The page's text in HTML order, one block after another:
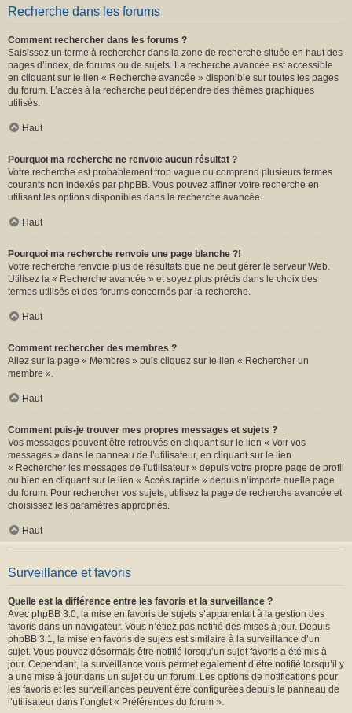
Recherche dans les forums
Comment rechercher dans les forums ?
Saisissez un terme à rechercher dans la zone de recherche située en haut des
pages d’index, de forums ou de sujets. La recherche avancée est accessible
en cliquant sur le lien « Recherche avancée » disponible sur toutes les pages
du forum. L’accès à la recherche peut dépendre des thèmes graphiques
utilisés.
Haut
Pourquoi ma recherche ne renvoie aucun résultat ?
Votre recherche est probablement trop vague ou comprend plusieurs termes
courants non indexés par phpBB. Vous pouvez affiner votre recherche en
utilisant les options disponibles dans la recherche avancée.
Haut
Pourquoi ma recherche renvoie une page blanche ?!
Votre recherche renvoie plus de résultats que ne peut gérer le serveur Web.
Utilisez la « Recherche avancée » et soyez plus précis dans le choix des
termes utilisés et des forums concernés par la recherche.
Haut
Comment rechercher des membres ?
Allez sur la page « Membres » puis cliquez sur le lien « Rechercher un
membre ».
Haut
Comment puis-je trouver mes propres messages et sujets ?
Vos messages peuvent être retrouvés en cliquant sur le lien « Voir vos
messages » dans le panneau de l’utilisateur, en cliquant sur le lien
« Rechercher les messages de l’utilisateur » depuis votre propre page de profil
ou bien en cliquant sur le lien « Accès rapide » depuis n’importe quelle page
du forum. Pour rechercher vos sujets, utilisez la page de recherche avancée et
choisissez les paramètres appropriés.
Haut
Surveillance et favoris
Quelle est la différence entre les favoris et la surveillance ?
Avec phpBB 3.0, la mise en favoris de sujets s’apparentait à la gestion des
favoris dans un navigateur. Vous n’étiez pas notifié des mises à jour. Depuis
phpBB 3.1, la mise en favoris de sujets est similaire à la surveillance d’un
sujet. Vous pouvez désormais être notifié lorsqu’un sujet favoris a été mis à
jour. Cependant, la surveillance vous permet également d’être notifié lorsqu’il y
a une mise à jour dans un sujet ou un forum. Les options de notifications pour
les favoris et les surveillances peuvent être configurées depuis le panneau de
l’utilisateur dans l’onglet « Préférences du forum ».